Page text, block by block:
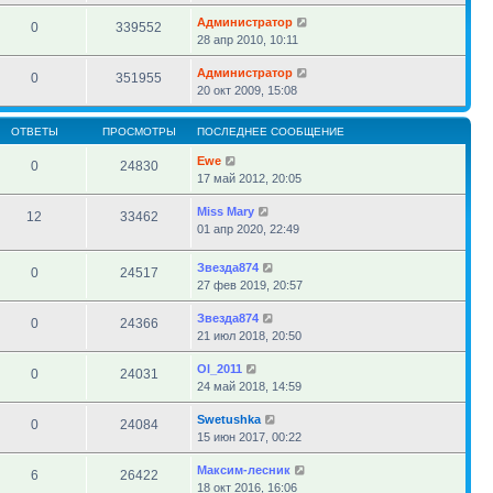
0 339552
Администратор
28 апр 2010, 10:11
0 351955
Администратор
20 окт 2009, 15:08
ОТВЕТЫ ПРОСМОТРЫ ПОСЛЕДНЕЕ СООБЩЕНИЕ
0 24830
Ewe
17 май 2012, 20:05
12 33462
Miss Mary
01 апр 2020, 22:49
0 24517
Звезда874
27 фев 2019, 20:57
0 24366
Звезда874
21 июл 2018, 20:50
0 24031
Ol_2011
24 май 2018, 14:59
0 24084
Swetushka
15 июн 2017, 00:22
6 26422
Максим-лесник
18 окт 2016, 16:06